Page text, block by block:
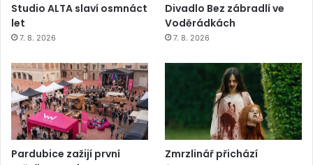
Studio ALTA slaví osmnáct
let
7. 8. 2026
Divadlo Bez zábradlí ve
Voděrádkách
7. 8. 2026
Pardubice zažijí první
Zmrzlinář přichází